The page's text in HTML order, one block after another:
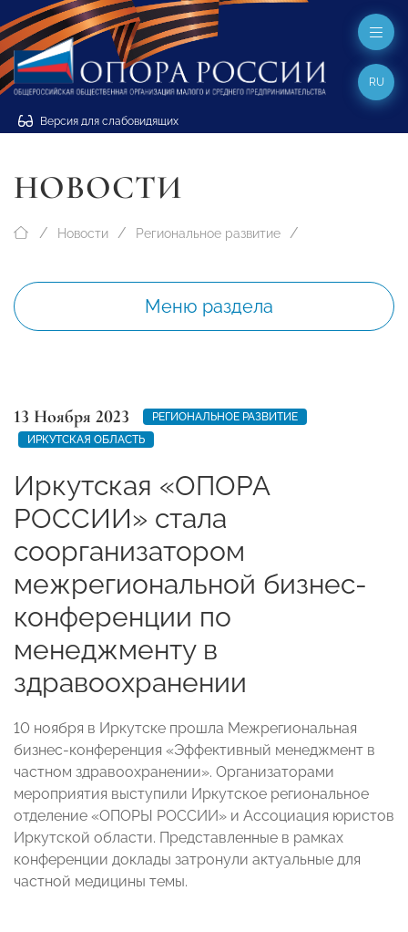
Версия для слабовидящих
RU
НОВОСТИ
Новости Региональное развитие
Меню раздела
13 Ноября 2023
РЕГИОНАЛЬНОЕ РАЗВИТИЕ
ИРКУТСКАЯ ОБЛАСТЬ
Иркутская «ОПОРА
РОССИИ» стала
соорганизатором
межрегиональной бизнес-
конференции по
менеджменту в
здравоохранении
10 ноября в Иркутске прошла Межрегиональная
бизнес-конференция «Эффективный менеджмент в
частном здравоохранении». Организаторами
мероприятия выступили Иркутское региональное
отделение «ОПОРЫ РОССИИ» и Ассоциация юристов
Иркутской области. Представленные в рамках
конференции доклады затронули актуальные для
частной медицины темы.